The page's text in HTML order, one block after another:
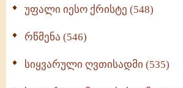
უფალი იესო ქრისტე (548)
რწმენა (546)
სიყვარული ღვთისადმი (535)